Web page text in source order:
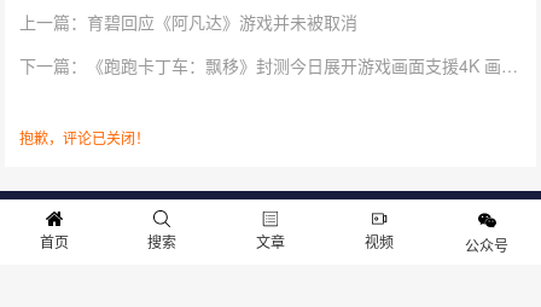
上一篇：育碧回应《阿凡达》游戏并未被取消
下一篇：《跑跑卡丁车：飘移》封测今日展开游戏画面支援4K 画质、加入角色自订等新变化
抱歉，评论已关闭！
关于我们 寻求报道 投稿须知 商务合作 版权申明
联系我们
首页 搜索 文章 视频 公众号